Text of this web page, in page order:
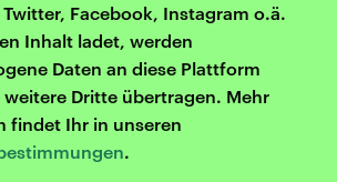
Facebook, Instagram o.ä.
Inhalt ladet, werden
Daten an diese Plattform
Dritte übertragen. Mehr
findet Ihr in unseren
.